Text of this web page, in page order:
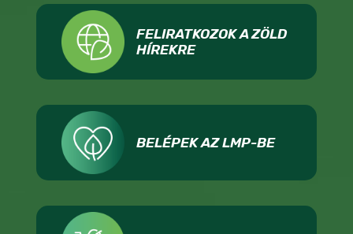
FELIRATKOZOK A ZÖLD
HÍREKRE
BELÉPEK AZ LMP-BE